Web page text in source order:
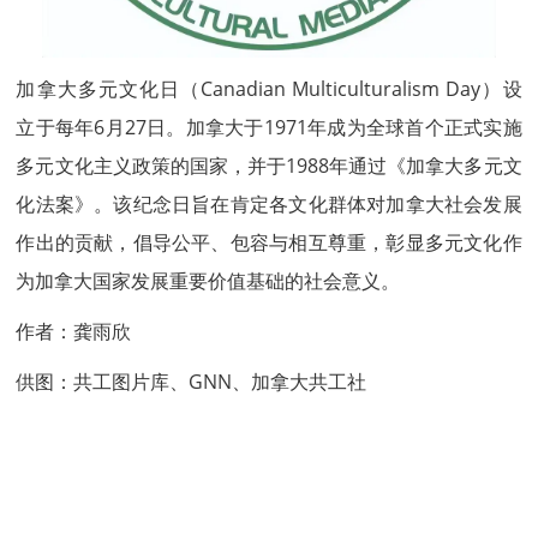
加拿大多元文化日（Canadian Multiculturalism Day）设
立于每年6月27日。加拿大于1971年成为全球首个正式实施
多元文化主义政策的国家，并于1988年通过《加拿大多元文
化法案》。该纪念日旨在肯定各文化群体对加拿大社会发展
作出的贡献，倡导公平、包容与相互尊重，彰显多元文化作
为加拿大国家发展重要价值基础的社会意义。
作者：龚雨欣
供图：共工图片库、GNN、加拿大共工社